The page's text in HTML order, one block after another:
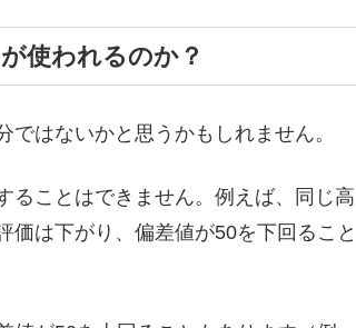
使われるのか？
はないかと思うかもしれません。
ることはできません。例えば、同じ高
は下がり、偏差値が50を下回ること